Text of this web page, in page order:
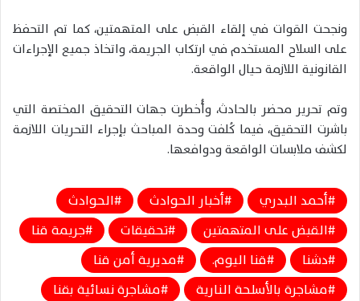
ونجحت القوات في إلقاء القبض على المتهمتين، كما تم التحفظ
على السلاح المستخدم في ارتكاب الجريمة، واتخاذ جميع الإجراءات
القانونية اللازمة حيال الواقعة.
وتم تحرير محضر بالحادث، وأُخطرت جهات التحقيق المختصة التي
باشرت التحقيق، فيما كُلفت وحدة المباحث بإجراء التحريات اللازمة
لكشف ملابسات الواقعة ودوافعها.
أحمد البدري أخبار الحوادث
الحوادث
القبض على المتهمتين
تحقيقات
جريمة قنا
دشنا
قنا اليوم.
مديرية أمن قنا
مشاجرة بالأسلحة النارية
مشاجرة نسائية بقنا